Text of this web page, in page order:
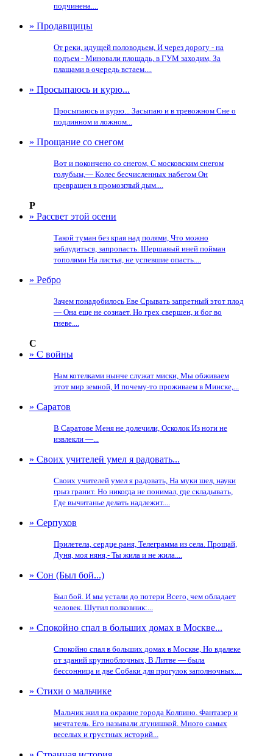
подчинена....
» Продавщицы
От реки, идущей половодьем, И через дорогу - на
подъем - Миновали площадь, в ГУМ заходим, За
плащами в очередь встаем....
» Просыпаюсь и курю...
Просыпаюсь и курю... Засыпаю и в тревожном Сне о
подлинном и ложном...
» Прощание со снегом
Вот и покончено со снегом, С московским снегом
голубым,— Колес бесчисленных набегом Он
превращен в промозглый дым....
Р
» Рассвет этой осени
Такой туман без края над полями, Что можно
заблудиться, запропасть. Шершавый иней пойман
тополями На листья, не успевшие опасть....
» Ребро
Зачем понадобилось Еве Срывать запретный этот плод
— Она еще не сознает. Но грех свершен, и бог во
гневе....
С
» С войны
Нам котелками нынче служат миски, Мы обживаем
этот мир земной, И почему-то проживаем в Минске,...
» Саратов
В Саратове Меня не долечили, Осколок Из ноги не
извлекли —...
» Своих учителей умел я радовать...
Своих учителей умел я радовать, На муки шел, науки
грыз гранит. Но никогда не понимал, где складывать,
Где вычитанье делать надлежит....
» Серпухов
Прилетела, сердце раня, Телеграмма из села. Прощай,
Дуня, моя няня,- Ты жила и не жила....
» Сон (Был бой...)
Был бой. И мы устали до потери Всего, чем обладает
человек. Шутил полковник:...
» Спокойно спал в больших домах в Москве...
Спокойно спал в больших домах в Москве, Но вдалеке
от зданий крупноблочных, В Литве — была
бессонница и две Собаки для прогулок заполночных....
» Стихи о мальчике
Мальчик жил на окраине города Колпино. Фантазер и
мечтатель. Его называли лгунишкой. Много самых
веселых и грустных историй...